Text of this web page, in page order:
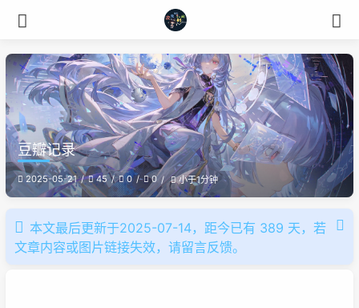
豆瓣记录
2025-05-21 45 0 0 小于1分钟
本文最后更新于2025-07-14，距今已有 389 天，若
文章内容或图片链接失效，请留言反馈。